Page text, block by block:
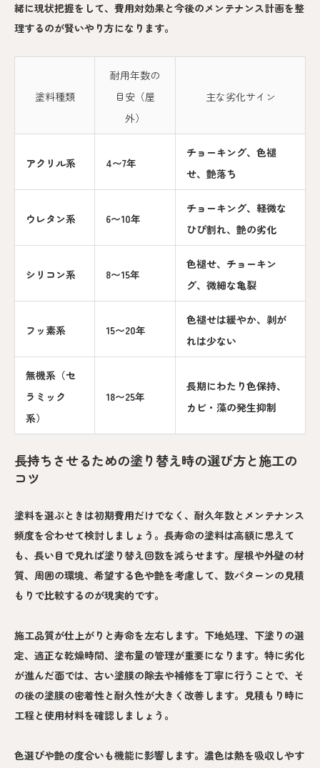
緒に現状把握をして、費用対効果と今後のメンテナンス計画を整
理するのが賢いやり方になります。
塗料種類
耐用年数の
目安（屋
外）
主な劣化サイン
アクリル系 4〜7年
チョーキング、色褪
せ、艶落ち
ウレタン系 6〜10年
チョーキング、軽微な
ひび割れ、艶の劣化
シリコン系 8〜15年
色褪せ、チョーキン
グ、微細な亀裂
フッ素系 15〜20年
色褪せは緩やか、剥が
れは少ない
無機系（セ
ラミック
系）
18〜25年
長期にわたり色保持、
カビ・藻の発生抑制
長持ちさせるための塗り替え時の選び方と施工の
コツ
塗料を選ぶときは初期費用だけでなく、耐久年数とメンテナンス
頻度を合わせて検討しましょう。長寿命の塗料は高額に思えて
も、長い目で見れば塗り替え回数を減らせます。屋根や外壁の材
質、周囲の環境、希望する色や艶を考慮して、数パターンの見積
もりで比較するのが現実的です。
施工品質が仕上がりと寿命を左右します。下地処理、下塗りの選
定、適正な乾燥時間、塗布量の管理が重要になります。特に劣化
が進んだ面では、古い塗膜の除去や補修を丁寧に行うことで、そ
の後の塗膜の密着性と耐久性が大きく改善します。見積もり時に
工程と使用材料を確認しましょう。
色選びや艶の度合いも機能に影響します。濃色は熱を吸収しやす